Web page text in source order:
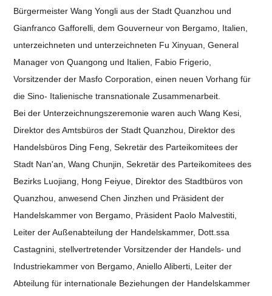
Bürgermeister Wang Yongli aus der Stadt Quanzhou und
Gianfranco Gafforelli, dem Gouverneur von Bergamo, Italien,
unterzeichneten und unterzeichneten Fu Xinyuan, General
Manager von Quangong und Italien, Fabio Frigerio,
Vorsitzender der Masfo Corporation, einen neuen Vorhang für
die Sino- Italienische transnationale Zusammenarbeit.
Bei der Unterzeichnungszeremonie waren auch Wang Kesi,
Direktor des Amtsbüros der Stadt Quanzhou, Direktor des
Handelsbüros Ding Feng, Sekretär des Parteikomitees der
Stadt Nan'an, Wang Chunjin, Sekretär des Parteikomitees des
Bezirks Luojiang, Hong Feiyue, Direktor des Stadtbüros von
Quanzhou, anwesend Chen Jinzhen und Präsident der
Handelskammer von Bergamo, Präsident Paolo Malvestiti,
Leiter der Außenabteilung der Handelskammer, Dott.ssa
Castagnini, stellvertretender Vorsitzender der Handels- und
Industriekammer von Bergamo, Aniello Aliberti, Leiter der
Abteilung für internationale Beziehungen der Handelskammer